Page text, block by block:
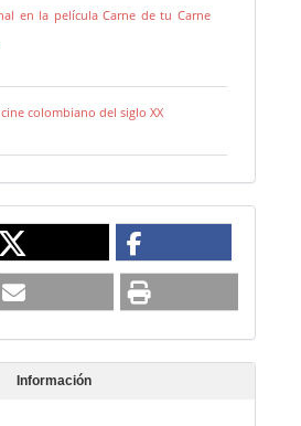
en la película Carne de tu Carne
colombiano del siglo XX
Información